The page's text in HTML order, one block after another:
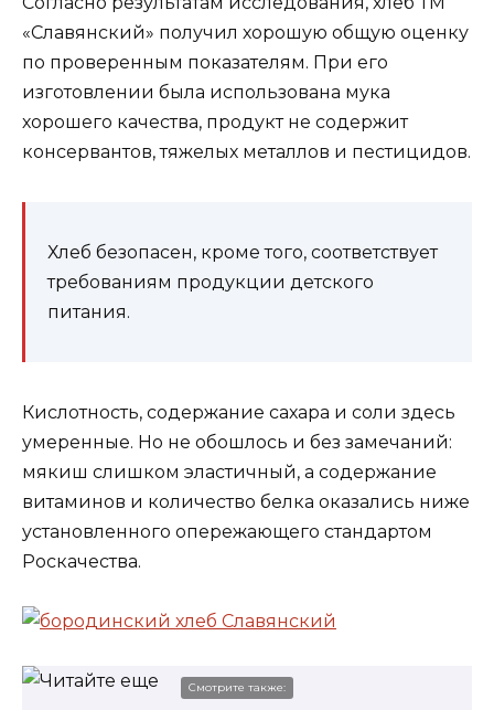
«Славянский» получил хорошую общую оценку
по проверенным показателям. При его
изготовлении была использована мука
хорошего качества, продукт не содержит
консервантов, тяжелых металлов и пестицидов.
Хлеб безопасен, кроме того, соответствует
требованиям продукции детского
питания.
Кислотность, содержание сахара и соли здесь
умеренные. Но не обошлось и без замечаний:
мякиш слишком эластичный, а содержание
витаминов и количество белка оказались ниже
установленного опережающего стандартом
Роскачества.
Смотрите также: